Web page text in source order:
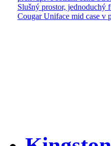
Slušný prostor, jednoduchý
Cougar Uniface mid case v